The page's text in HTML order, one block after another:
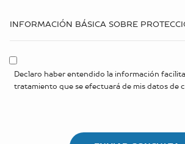
INFORMACIÓN BÁSICA SOBRE
Declaro haber entendido la información
tratamiento que se efectuará de mis datos de